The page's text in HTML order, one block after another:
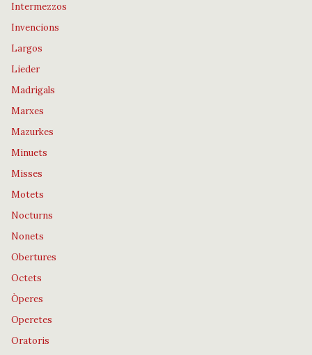
Intermezzos
Invencions
Largos
Lieder
Madrigals
Marxes
Mazurkes
Minuets
Misses
Motets
Nocturns
Nonets
Obertures
Octets
Òperes
Operetes
Oratoris